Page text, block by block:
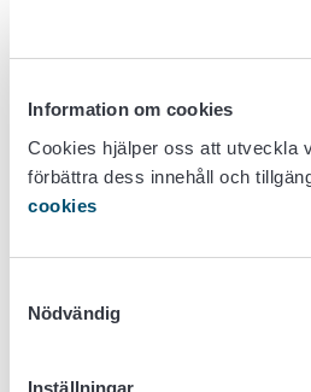
Information om cookies
Cookies hjälper oss att utveckla
förbättra dess innehåll och
cookies
Nödvändig
Inställningar
Faror/risker som är
den
GMP-förordning 2023/